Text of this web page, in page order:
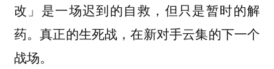
改」是一场迟到的自救，但只是暂时的解
药。真正的生死战，在新对手云集的下一个
战场。